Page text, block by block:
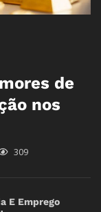
de
nos
309
E Emprego